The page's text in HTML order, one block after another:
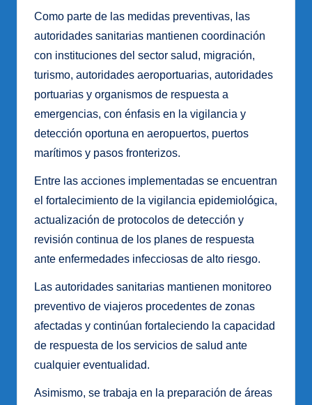
Como parte de las medidas preventivas, las
autoridades sanitarias mantienen coordinación
con instituciones del sector salud, migración,
turismo, autoridades aeroportuarias, autoridades
portuarias y organismos de respuesta a
emergencias, con énfasis en la vigilancia y
detección oportuna en aeropuertos, puertos
marítimos y pasos fronterizos.
Entre las acciones implementadas se encuentran
el fortalecimiento de la vigilancia epidemiológica,
actualización de protocolos de detección y
revisión continua de los planes de respuesta
ante enfermedades infecciosas de alto riesgo.
Las autoridades sanitarias mantienen monitoreo
preventivo de viajeros procedentes de zonas
afectadas y continúan fortaleciendo la capacidad
de respuesta de los servicios de salud ante
cualquier eventualidad.
Asimismo, se trabaja en la preparación de áreas